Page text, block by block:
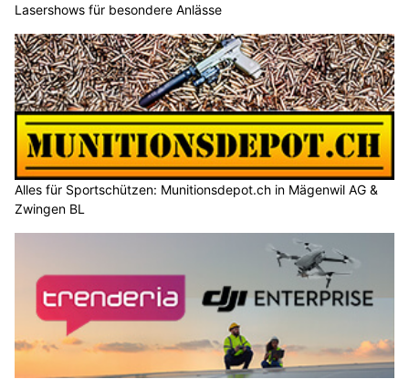
Lasershows für besondere Anlässe
Alles für Sportschützen: Munitionsdepot.ch in Mägenwil AG &
Zwingen BL